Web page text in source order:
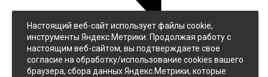
Джинс
Однотонный
Принтованный
Настоящий веб-сайт использует файлы cookie,
инструменты Яндекс.Метрики. Продолжая работу с
настоящим веб-сайтом, вы подтверждаете свое
согласие на обработку/использование cookies вашего
браузера, сбора данных Яндекс.Метрики, которые